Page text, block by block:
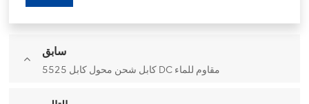
سابق
5525 كابل شحن محول كابل DC مقاوم للماء